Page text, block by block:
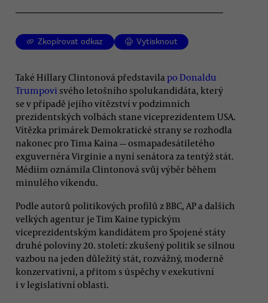
Zkopírovat odkaz Vytisknout
Také Hillary Clintonová představila po Donaldu
Trumpovi svého letošního spolukandidáta, který
se v případě jejího vítězství v podzimních
prezidentských volbách stane viceprezidentem USA.
Vítězka primárek Demokratické strany se rozhodla
nakonec pro Tima Kaina — osmapadesátiletého
exguvernéra Virginie a nyní senátora za tentýž stát.
Médiím oznámila Clintonová svůj výběr během
minulého víkendu.
Podle autorů politikových profilů z BBC, AP a dalších
velkých agentur je Tim Kaine typickým
viceprezidentským kandidátem pro Spojené státy
druhé poloviny 20. století: zkušený politik se silnou
vazbou na jeden důležitý stát, rozvážný, moderně
konzervativní, a přitom s úspěchy v exekutivní
i v legislativní oblasti.